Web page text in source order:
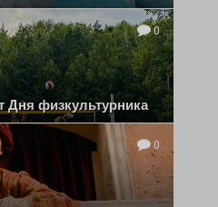
0
Дня физкультурника
0